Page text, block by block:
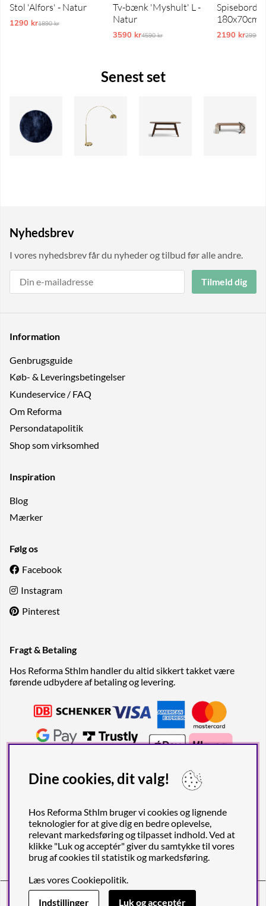
Stol 'Alfors' - Natur
1290 krOrdinarie pris:
1890 kr
Tv-bænk 'Myshult' L -
Natur
3590 krOrdinarie pris:
4590 kr
Spisebord
180x70cm
2190 kr2990 kr
Senest set
Nyhedsbrev
I vores nyhedsbrev får du nyheder og tilbud før alle andre.
Tilmeld dig
Information
Genbrugs­guide
Køb- & Leveringsbetingelser
Kundeservice / FAQ
Om Reforma
Persondatapolitik
Shop som virksomhed
Inspiration
Blog
Mærker
Følg os
Facebook
Instagram
Pinterest
Fragt & Betaling
Hos Reforma Sthlm handler du altid sikkert takket være
førende udbydere af betaling og levering.
Reforma Sthlm AB (org. no. 556849-2606)
Engelbrektsgatan 29
(Note! Postal address only), SE-114 32
Dine cookies, dit valg!
Hos Reforma Sthlm bruger vi cookies og lignende
teknologier for at give dig en bedre oplevelse,
relevant markedsføring og tilpasset indhold. Ved at
klikke "Luk og acceptér" giver du samtykke til vores
brug af cookies til statistik og markedsføring.
Læs voresCookiepolitik.
Indstillinger
Luk og acceptér